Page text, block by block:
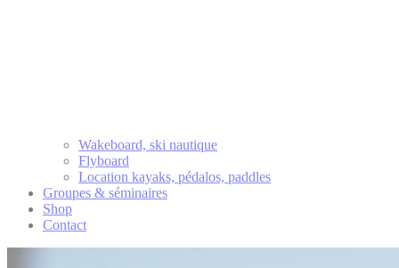
Wakeboard, ski nautique
Flyboard
Location kayaks, pédalos, paddles
Groupes & séminaires
Shop
Contact